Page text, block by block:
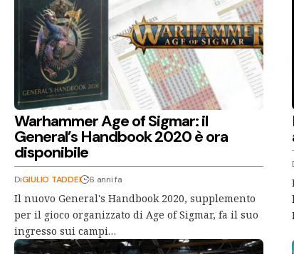
Warhammer Age of Sigmar: il
General’s Handbook 2020 è ora
disponibile
DiGIULIO TADDEI 6 anni fa
Il nuovo General's Handbook 2020, supplemento
per il gioco organizzato di Age of Sigmar, fa il suo
ingresso sui campi…